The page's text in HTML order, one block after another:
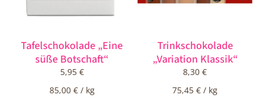
Tafelschokolade „Eine
süße Botschaft“
5,95 €
85,00 €/ kg
Trinkschokolade
„Variation Klassik“
8,30€
75,45€ / kg